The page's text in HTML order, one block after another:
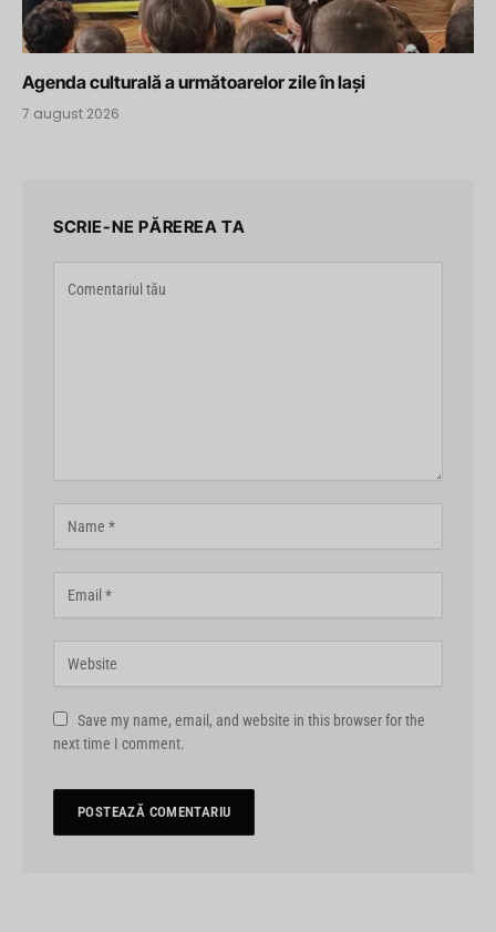
Agenda culturală a următoarelor zile în Iași
7 august 2026
SCRIE-NE PĂREREA TA
Save my name, email, and website in this browser for the
next time I comment.